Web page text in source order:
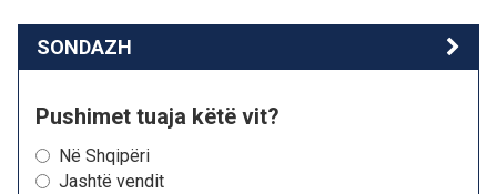
SONDAZH
Pushimet tuaja këtë vit?
Në Shqipëri
Jashtë vendit